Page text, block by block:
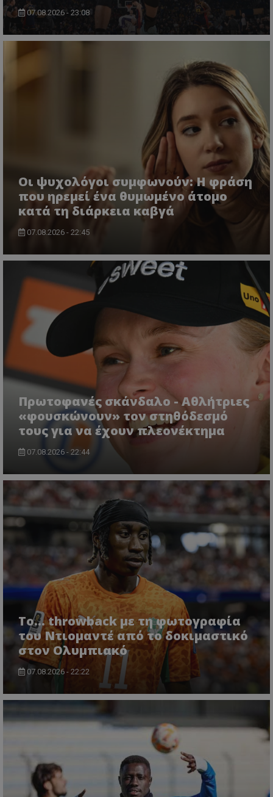
07.08.2026 - 23:08
Οι ψυχολόγοι συμφωνούν: Η φράση
που ηρεμεί ένα θυμωμένο άτομο
κατά τη διάρκεια καβγά
07.08.2026 - 22:45
Πρωτοφανές σκάνδαλο - Aθλήτριες
«φουσκώνουν» τον στηθόδεσμό
τους για να έχουν πλεονέκτημα
07.08.2026 - 22:44
Το... throwback με τη φωτογραφία
του Ντιομαντέ από το δοκιμαστικό
στον Ολυμπιακό
07.08.2026 - 22:22